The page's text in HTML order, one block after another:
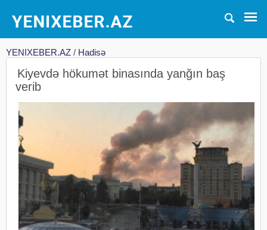
YENIXEBER.AZ / Hadisə
Kiyevdə hökumət binasında yanğın baş
verib